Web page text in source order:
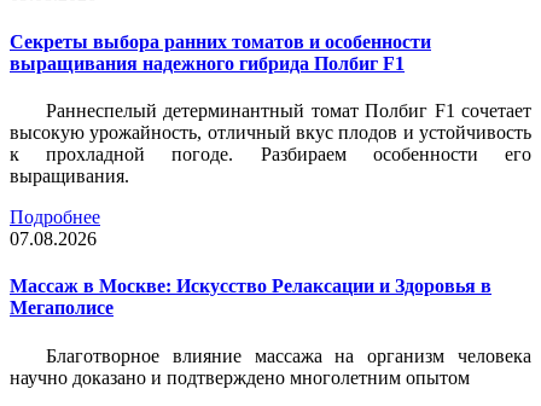
Секреты выбора ранних томатов и особенности
выращивания надежного гибрида Полбиг F1
Раннеспелый детерминантный томат Полбиг F1 сочетает
высокую урожайность, отличный вкус плодов и устойчивость
к прохладной погоде. Разбираем особенности его
выращивания.
Подробнее
07.08.2026
Массаж в Москве: Искусство Релаксации и Здоровья в
Мегаполисе
Благотворное влияние массажа на организм человека
научно доказано и подтверждено многолетним опытом